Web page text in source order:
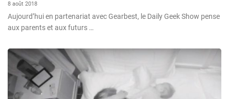
8 août 2018
Aujourd’hui en partenariat avec Gearbest, le Daily Geek Show pense
aux parents et aux futurs …